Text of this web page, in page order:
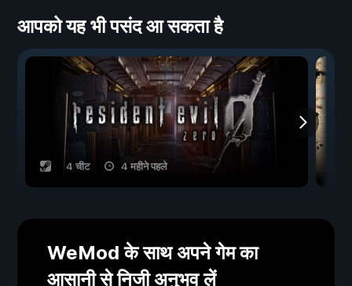
आपको यह भी पसंद आ सकता है
4 चीट 4 महीने पहले
WeMod के साथ अपने गेम का
आसानी से निजी अनुभव लें